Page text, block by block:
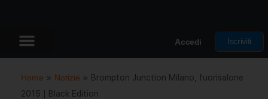
Accedi Iscriviti
Home » Notizie » Brompton Junction Milano, fuorisalone
2015 | Black Edition